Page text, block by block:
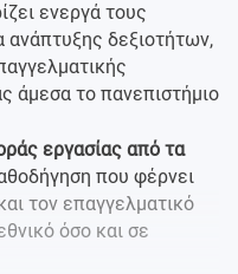
ενεργά τους
ανάπτυξης δεξιοτήτων,
άμεσα το πανεπιστήμιο
εργασίας από τα
που φέρνει
τον επαγγελματικό
όσο και σε